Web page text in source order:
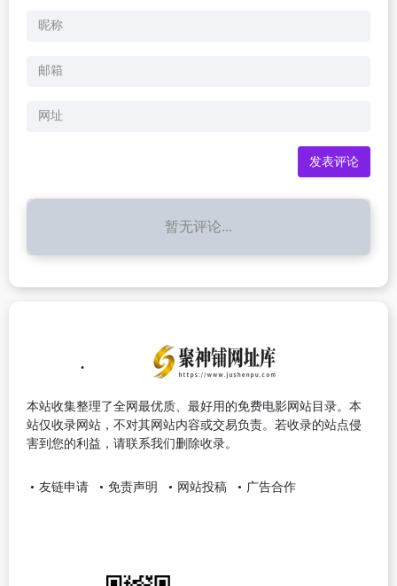
暂无评论...
本站收集整理了全网最优质、最好用的免费电影网站目录。本
站仅收录网站，不对其网站内容或交易负责。若收录的站点侵
害到您的利益，请联系我们删除收录。
友链申请 免责声明 网站投稿 广告合作